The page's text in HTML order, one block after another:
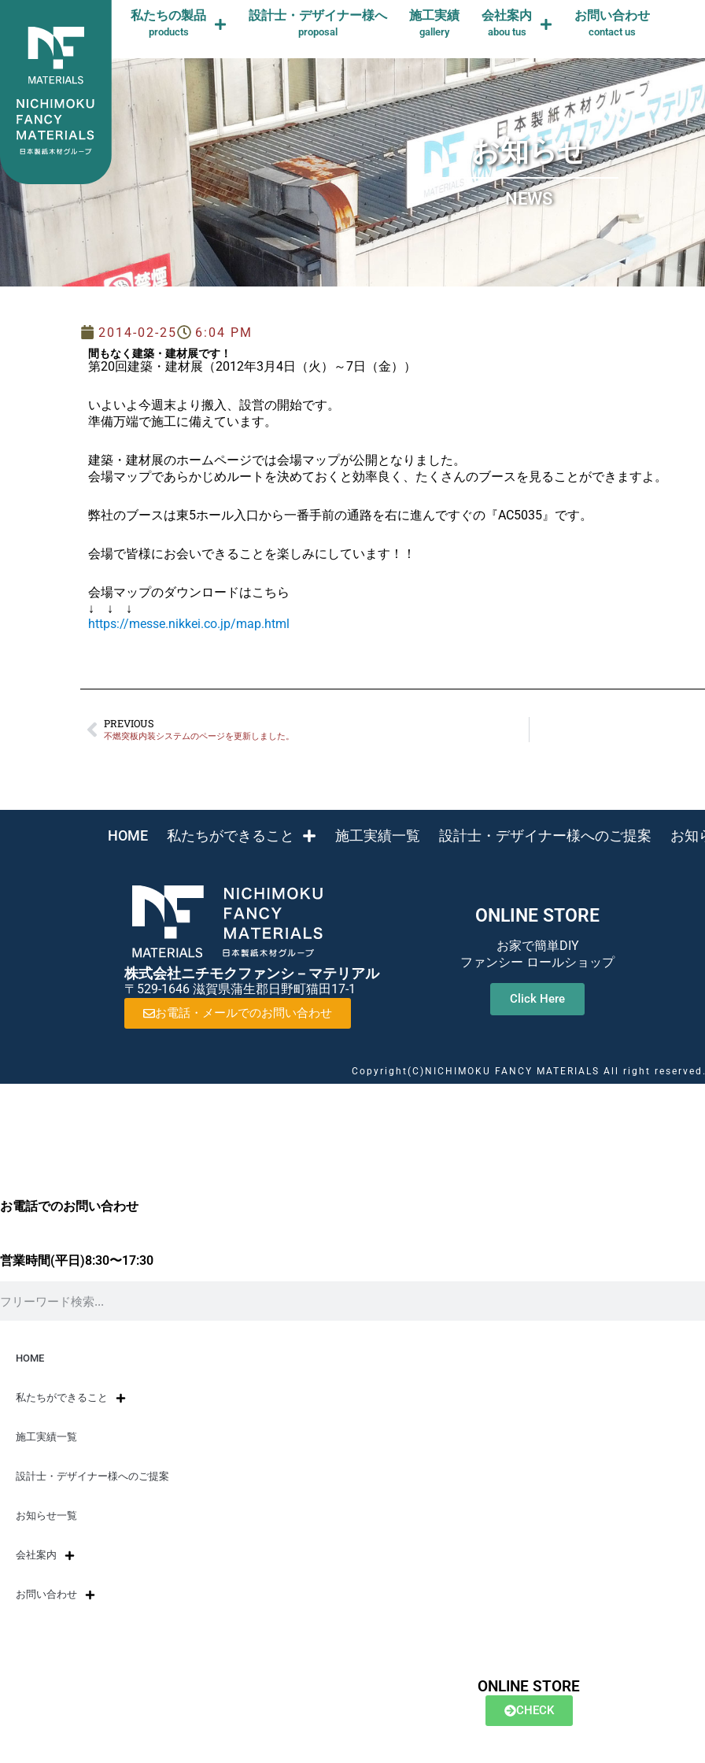
私たちの製品
products
設計士・デザイナー様へ
proposal
施工実績
gallery
会社案内
abou tus
お問い合わせ
contact us
お知らせ
NEWS
2014-02-25 6:04 PM
間もなく建築・建材展です！
第20回建築・建材展（2012年3月4日（火）～7日（金））
いよいよ今週末より搬入、設営の開始です。
準備万端で施工に備えています。
建築・建材展のホームページでは会場マップが公開となりました。
会場マップであらかじめルートを決めておくと効率良く、たくさんのブースを見ることができますよ。
弊社のブースは東5ホール入口から一番手前の通路を右に進んですぐの『AC5035』です。
会場で皆様にお会いできることを楽しみにしています！！
会場マップのダウンロードはこちら
↓ ↓ ↓
https://messe.nikkei.co.jp/map.html
PREVIOUS
不燃突板内装システムのページを更新しました。
HOME 私たちができること 施工実績一覧 設計士・デザイナー様へのご提案 お知
株式会社ニチモクファンシ－マテリアル
〒529-1646 滋賀県蒲生郡日野町猫田17-1
お電話・メールでのお問い合わせ
ONLINE STORE
お家で簡単DIY
ファンシー ロールショップ
Click Here
Copyright(C)NICHIMOKU FANCY MATERIALS All right
お電話でのお問い合わせ
営業時間(平日)8:30〜17:30
HOME
私たちができること
施工実績一覧
設計士・デザイナー様へのご提案
お知らせ一覧
会社案内
お問い合わせ
ONLINE STORE
CHECK